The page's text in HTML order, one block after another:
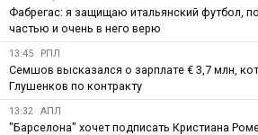
Фабрегас: я защищаю итальянский футбол,
частью и очень в него верю
13:45 РПЛ
Семшов высказался о зарплате € 3,7 млн,
Глушенков по контракту
13:32 АПЛ
"Барселона" хочет подписать Кристиана